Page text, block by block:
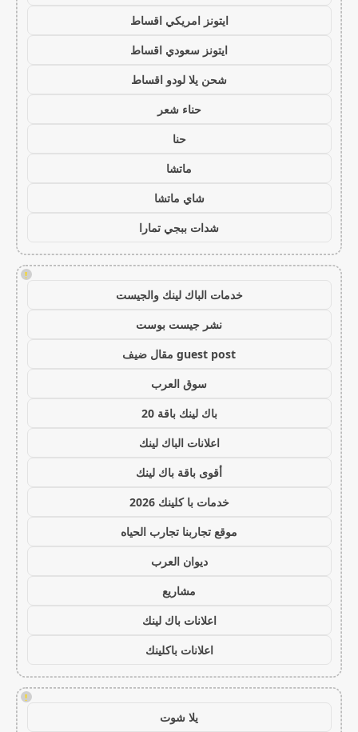
ايتونز امريكي اقساط
ايتونز سعودي اقساط
شحن يلا لودو اقساط
حناء شعر
حنا
ماتشا
شاي ماتشا
شدات ببجي تمارا
!
خدمات الباك لينك والجيست
نشر جيست بوست
guest post مقال ضيف
سوق العرب
باك لينك باقة 20
اعلانات الباك لينك
أقوى باقة باك لينك
خدمات با كلينك 2026
موقع تجاربنا تجارب الحياه
ديوان العرب
مشاريع
اعلانات باك لينك
اعلانات باكلينك
!
يلا شوت